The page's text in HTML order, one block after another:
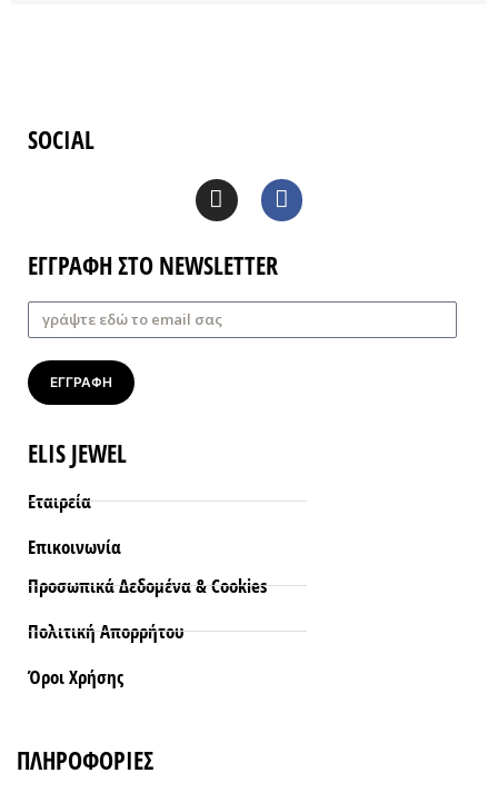
ΠΛΗΡΟΦΟΡΙΕΣ
ELIS JEWEL
Εταιρεία
Επικοινωνία
Προσωπικά Δεδομένα & Cookies
Πολιτική Απορρήτου
Όροι Xρήσης
SOCIAL
ΕΓΓΡΑΦΗ ΣΤΟ NEWSLETTER
ΕΓΓΡΑΦΗ